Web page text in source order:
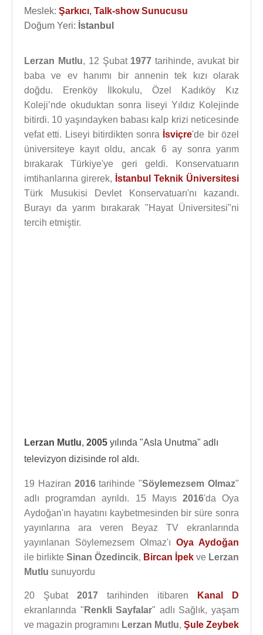
Meslek: Şarkıcı, Talk-show Sunucusu
Doğum Yeri: İstanbul
Lerzan Mutlu, 12 Şubat 1977 tarihinde, avukat bir
baba ve ev hanımı bir annenin tek kızı olarak
doğdu. Erenköy İlkokulu, Özel Kadıköy Kız
Koleji’nde okuduktan sonra liseyi Yıldız Kolejinde
bitirdi. 10 yaşındayken babası kalp krizi neticesinde
vefat etti. Liseyi bitirdikten sonra İsviçre'de bir özel
üniversiteye kayıt oldu, ancak 6 ay sonra yarım
bırakarak Türkiye'ye geri geldi. Konservatuarın
imtihanlarına girerek, İstanbul Teknik Üniversitesi
Türk Musukisi Devlet Konservatuarı'nı kazandı.
Burayı da yarım bırakarak "Hayat Üniversitesi"ni
tercih etmiştir.
Lerzan Mutlu, 2005 yılında "Asla Unutma" adlı
televizyon dizisinde rol aldı.
19 Haziran 2016tarihinde "Söylemezsem Olmaz"
adlı programdan ayrıldı. 15 Mayıs 2016'da Oya
Aydoğan'ın hayatını kaybetmesinden bir süre sonra
yayınlarına ara veren Beyaz TV ekranlarında
yayınlanan Söylemezsem Olmaz'ı Oya Aydoğan
ile birlikte Sinan Özedincik, Bircan İpek ve Lerzan
Mutlu sunuyordu
20 Şubat 2017 tarihinden itibaren
Kanal D
ekranlarında " Renkli Sayfalar" adlı Sağlık, yaşam
ve magazin programını Lerzan Mutlu, Şule Zeybek